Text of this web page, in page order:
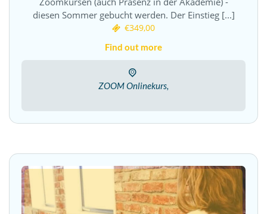
diesen Sommer gebucht werden. Der Einstieg [...]
€349,00
Find out more
ZOOM Onlinekurs,